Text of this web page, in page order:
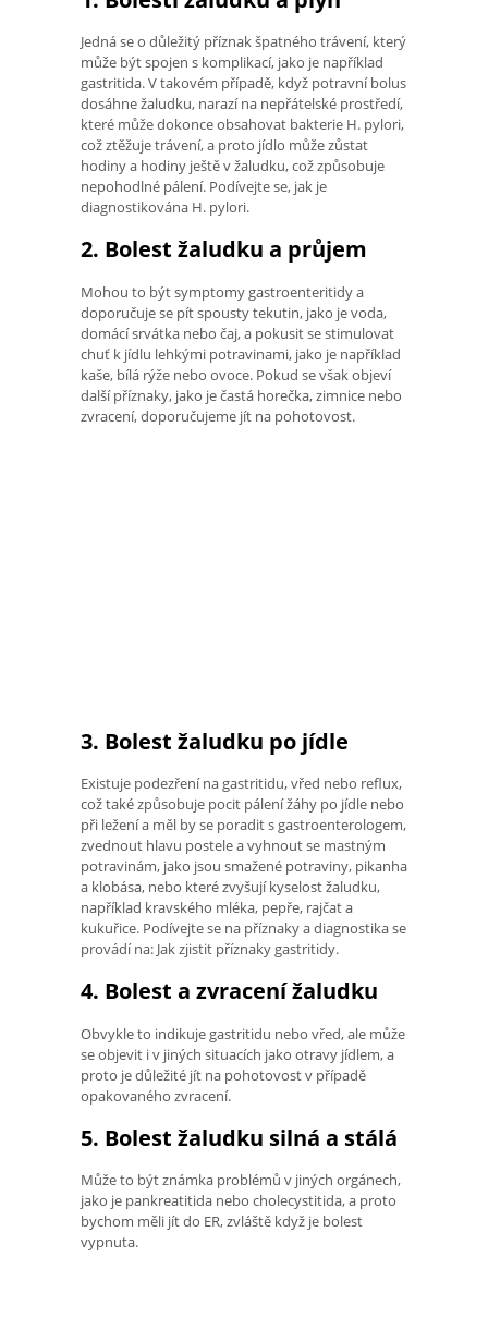
Jedná se o důležitý příznak špatného trávení, který
může být spojen s komplikací, jako je například
gastritida. V takovém případě, když potravní bolus
dosáhne žaludku, narazí na nepřátelské prostředí,
které může dokonce obsahovat bakterie H. pylori,
což ztěžuje trávení, a proto jídlo může zůstat
hodiny a hodiny ještě v žaludku, což způsobuje
nepohodlné pálení. Podívejte se, jak je
diagnostikována H. pylori.
2. Bolest žaludku a průjem
Mohou to být symptomy gastroenteritidy a
doporučuje se pít spousty tekutin, jako je voda,
domácí srvátka nebo čaj, a pokusit se stimulovat
chuť k jídlu lehkými potravinami, jako je například
kaše, bílá rýže nebo ovoce. Pokud se však objeví
další příznaky, jako je častá horečka, zimnice nebo
zvracení, doporučujeme jít na pohotovost.
3. Bolest žaludku po jídle
Existuje podezření na gastritidu, vřed nebo reflux,
což také způsobuje pocit pálení žáhy po jídle nebo
při ležení a měl by se poradit s gastroenterologem,
zvednout hlavu postele a vyhnout se mastným
potravinám, jako jsou smažené potraviny, pikanha
a klobása, nebo které zvyšují kyselost žaludku,
například kravského mléka, pepře, rajčat a
kukuřice. Podívejte se na příznaky a diagnostika se
provádí na: Jak zjistit příznaky gastritidy.
4. Bolest a zvracení žaludku
Obvykle to indikuje gastritidu nebo vřed, ale může
se objevit i v jiných situacích jako otravy jídlem, a
proto je důležité jít na pohotovost v případě
opakovaného zvracení.
5. Bolest žaludku silná a stálá
Může to být známka problémů v jiných orgánech,
jako je pankreatitida nebo cholecystitida, a proto
bychom měli jít do ER, zvláště když je bolest
vypnuta.